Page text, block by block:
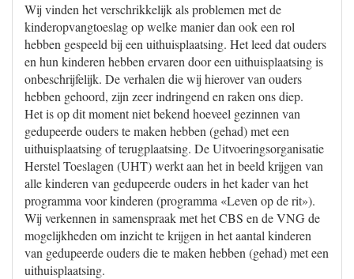
Wij vinden het verschrikkelijk als problemen met de
kinderopvangtoeslag op welke manier dan ook een rol
hebben gespeeld bij een uithuisplaatsing. Het leed dat ouders
en hun kinderen hebben ervaren door een uithuisplaatsing is
onbeschrijfelijk. De verhalen die wij hierover van ouders
hebben gehoord, zijn zeer indringend en raken ons diep.
Het is op dit moment niet bekend hoeveel gezinnen van
gedupeerde ouders te maken hebben (gehad) met een
uithuisplaatsing of terugplaatsing. De Uitvoeringsorganisatie
Herstel Toeslagen (UHT) werkt aan het in beeld krijgen van
alle kinderen van gedupeerde ouders in het kader van het
programma voor kinderen (programma «Leven op de rit»).
Wij verkennen in samenspraak met het CBS en de VNG de
mogelijkheden om inzicht te krijgen in het aantal kinderen
van gedupeerde ouders die te maken hebben (gehad) met een
uithuisplaatsing.